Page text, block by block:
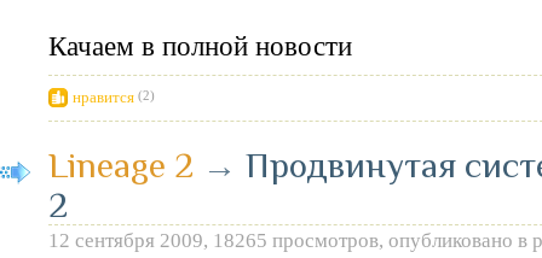
Качаем в полной новости
нравится (2)
Lineage 2 → Продвинутая
2
12 сентября 2009, 18265 просмотров, опубликовано в